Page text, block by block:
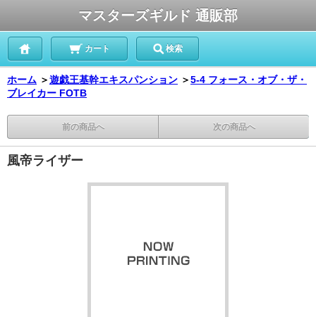
マスターズギルド 通販部
カート 検索
ホーム ＞遊戯王基幹エキスパンション ＞5-4 フォース・オブ・ザ・
ブレイカー FOTB
前の商品へ 次の商品へ
風帝ライザー